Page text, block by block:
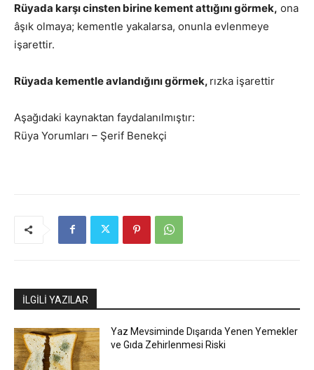
Rüyada karşı cinsten birine kement attığını görmek, ona
âşık olmaya; kementle yakalarsa, onunla evlenmeye
işarettir.
Rüyada kementle avlandığını görmek, rızka işarettir
Aşağıdaki kaynaktan faydalanılmıştır:
Rüya Yorumları – Şerif Benekçi
İLGİLİ YAZILAR
Yaz Mevsiminde Dışarıda Yenen Yemekler
ve Gıda Zehirlenmesi Riski